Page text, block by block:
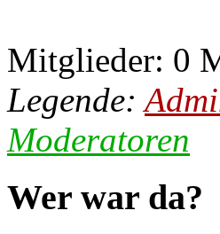
Mitglieder: 0
Legende:
Moderatoren
Wer war da?